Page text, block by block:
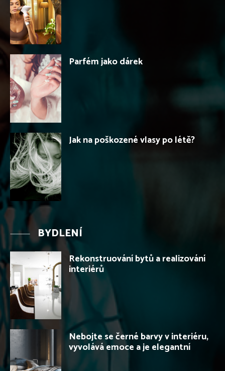
Parfém jako dárek
Jak na poškozené vlasy po létě?
BYDLENÍ
Rekonstruování bytů a realizování
interiérů
Nebojte se černé barvy v interiéru,
vyvolává emoce a je elegantní